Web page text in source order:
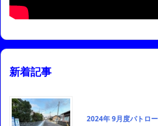
新着記事
2024年 9月度パトロ